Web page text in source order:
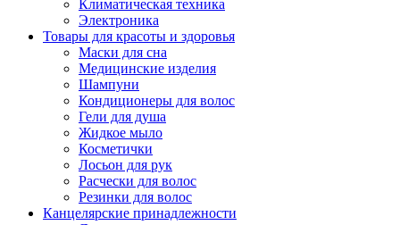
Климатическая техника
Электроника
Товары для красоты и здоровья
Маски для сна
Медицинские изделия
Шампуни
Кондиционеры для волос
Гели для душа
Жидкое мыло
Косметички
Лосьон для рук
Расчески для волос
Резинки для волос
Канцелярские принадлежности